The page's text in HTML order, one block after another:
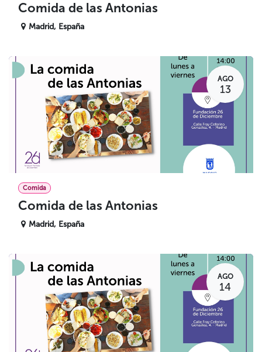
Comida de las Antonias
Madrid, España
AGO
13
Comida
Comida de las Antonias
Madrid, España
AGO
14